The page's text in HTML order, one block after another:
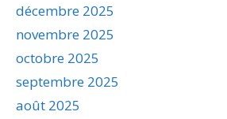
décembre 2025
novembre 2025
octobre 2025
septembre 2025
août 2025